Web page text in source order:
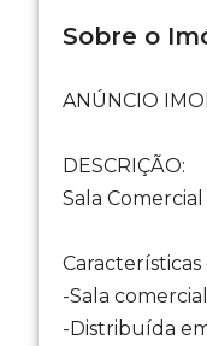
Sobre o
ANÚNCIO
DESCRIÇÃO:
Sala
-Sala
-Distribuída